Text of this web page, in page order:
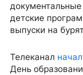
детские
выпуски на
Телеканал
День